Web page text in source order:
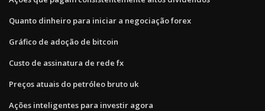
Quanto dinheiro para iniciar a negociação forex
Gráfico de adoção de bitcoin
Custo de assinatura de rede fx
Preços atuais do petróleo bruto uk
Ações inteligentes para investir agora